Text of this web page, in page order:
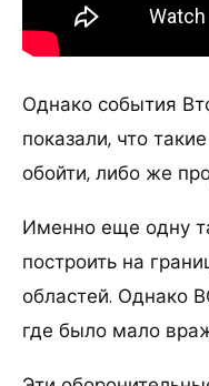
Однако события
показали, что
обойти, либо же
Именно еще одну
построить на
областей. Однако
где было мало